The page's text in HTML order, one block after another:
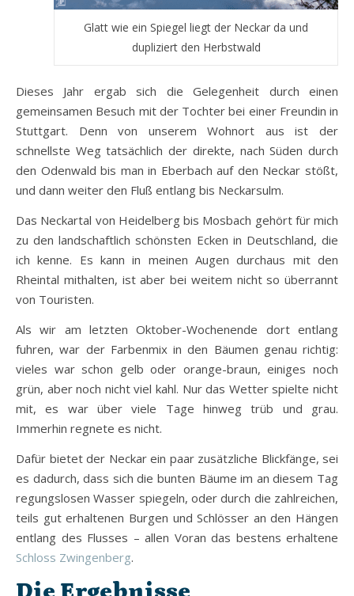
Glatt wie ein Spiegel liegt der Neckar da und
dupliziert den Herbstwald
Dieses Jahr ergab sich die Gelegenheit durch einen
gemeinsamen Besuch mit der Tochter bei einer Freundin in
Stuttgart. Denn von unserem Wohnort aus ist der
schnellste Weg tatsächlich der direkte, nach Süden durch
den Odenwald bis man in Eberbach auf den Neckar stößt,
und dann weiter den Fluß entlang bis Neckarsulm.
Das Neckartal von Heidelberg bis Mosbach gehört für mich
zu den landschaftlich schönsten Ecken in Deutschland, die
ich kenne. Es kann in meinen Augen durchaus mit den
Rheintal mithalten, ist aber bei weitem nicht so überrannt
von Touristen.
Als wir am letzten Oktober-Wochenende dort entlang
fuhren, war der Farbenmix in den Bäumen genau richtig:
vieles war schon gelb oder orange-braun, einiges noch
grün, aber noch nicht viel kahl. Nur das Wetter spielte nicht
mit, es war über viele Tage hinweg trüb und grau.
Immerhin regnete es nicht.
Dafür bietet der Neckar ein paar zusätzliche Blickfänge, sei
es dadurch, dass sich die bunten Bäume im an diesem Tag
regungslosen Wasser spiegeln, oder durch die zahlreichen,
teils gut erhaltenen Burgen und Schlösser an den Hängen
entlang des Flusses – allen Voran das bestens erhaltene
Schloss Zwingenberg.